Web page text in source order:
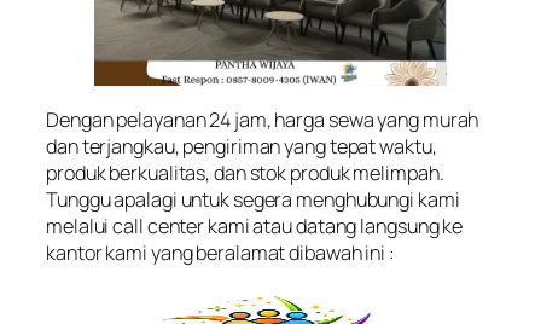
Dengan pelayanan 24 jam, harga sewa yang murah
dan terjangkau, pengiriman yang tepat waktu,
produk berkualitas, dan stok produk melimpah.
Tunggu apalagi untuk segera menghubungi kami
melalui call center kami atau datang langsung ke
kantor kami yang beralamat dibawah ini :